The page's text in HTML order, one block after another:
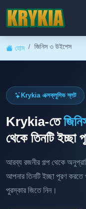
হোম জিনিস ৩ উইশেস
Krykia এক্সক্লুসিভ স্লট
Krykia-তে
থেকে তিনটি
আরব্য রজনীর গল্প থেকে
আপনার তিনটি ইচ্ছা পূরণ
পুরস্কার জিতে নিন।